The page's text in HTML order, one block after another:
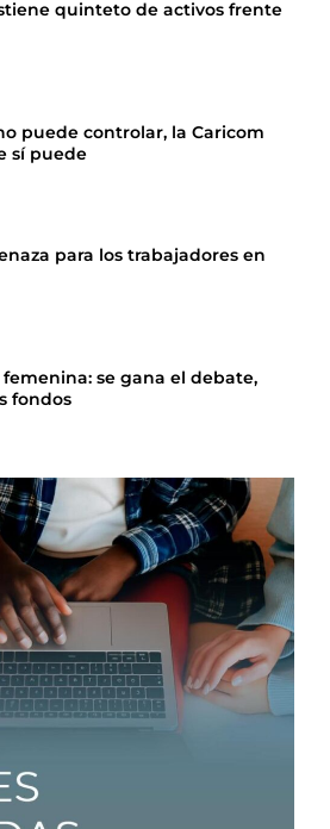
quinteto de activos frente
puede controlar, la Caricom
sí puede
para los trabajadores en
se gana el debate,
fondos